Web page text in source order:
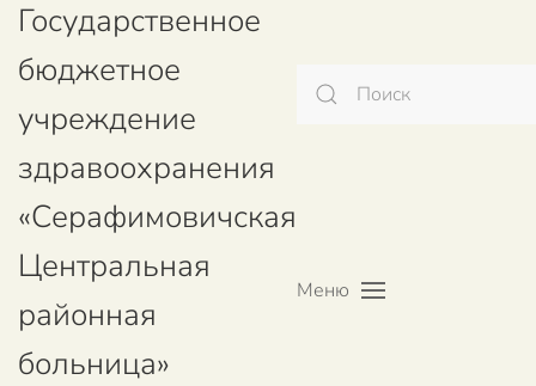
Государственное
бюджетное
учреждение
здравоохранения
«Серафимовичская
Центральная
районная
больница»
Меню